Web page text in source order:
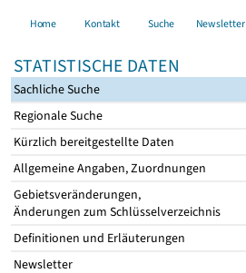
Home Kontakt Suche Newsletter
STATISTISCHE DATEN
Sachliche Suche
Regionale Suche
Kürzlich bereitgestellte Daten
Allgemeine Angaben, Zuordnungen
Gebietsveränderungen,
Änderungen zum Schlüsselverzeichnis
Definitionen und Erläuterungen
Newsletter